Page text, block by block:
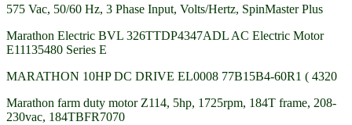
575 Vac, 50/60 Hz, 3 Phase Input, Volts/Hertz, SpinMaster Plus
Marathon Electric BVL 326TTDP4347ADL AC Electric Motor
E11135480 Series E
MARATHON 10HP DC DRIVE EL0008 77B15B4-60R1 ( 4320
Marathon farm duty motor Z114, 5hp, 1725rpm, 184T frame, 208-
230vac, 184TBFR7070